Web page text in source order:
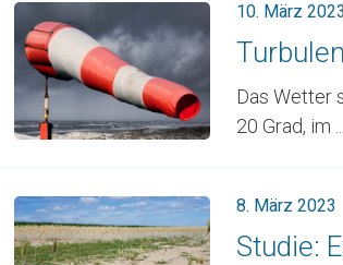
10. März 2023
Das Wetter
20 Grad, im ...
8. März 2023
Studie: